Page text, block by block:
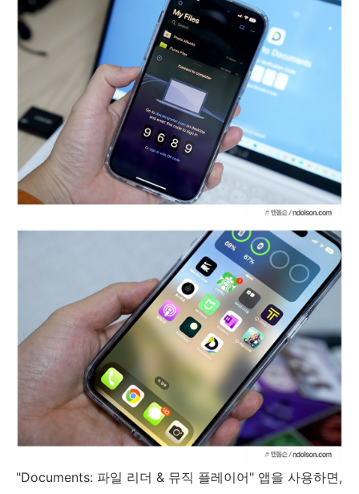
"Documents: 파일 리더 & 뮤직 플레이어" 앱을 사용하면,